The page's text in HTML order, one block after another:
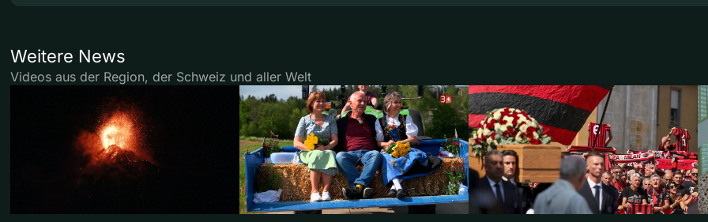
Weitere News
Videos aus der Region, der Schweiz und aller Welt